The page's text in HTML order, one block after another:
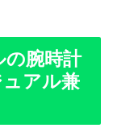
腕時計
アル兼